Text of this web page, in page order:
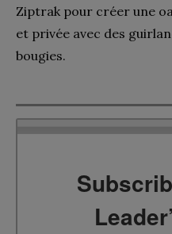
Ziptrak pour créer une
et privée avec des
bougies.